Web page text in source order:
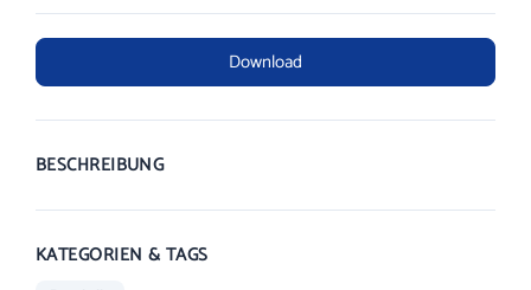
Download
BESCHREIBUNG
KATEGORIEN & TAGS